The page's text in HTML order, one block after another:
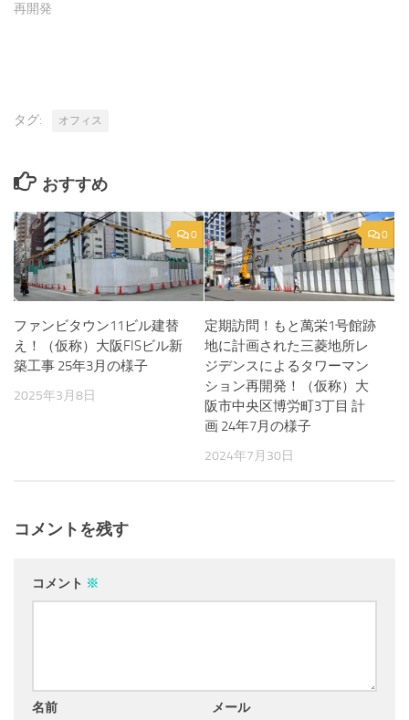
再開発
タグ: オフィス
おすすめ
0
ファンビタウン11ビル建替
え！（仮称）大阪FISビル新
築工事 25年3月の様子
2025年3月8日
0
定期訪問！もと萬栄1号館跡
地に計画された三菱地所レ
ジデンスによるタワーマン
ション再開発！（仮称）大
阪市中央区博労町3丁目 計
画 24年7月の様子
2024年7月30日
コメントを残す
コメント ※
名前 メール